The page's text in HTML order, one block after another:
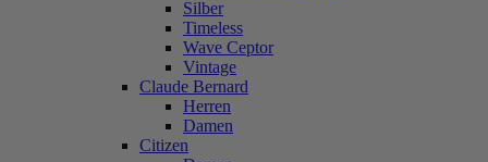
Silber
Timeless
Wave Ceptor
Vintage
Claude Bernard
Herren
Damen
Citizen